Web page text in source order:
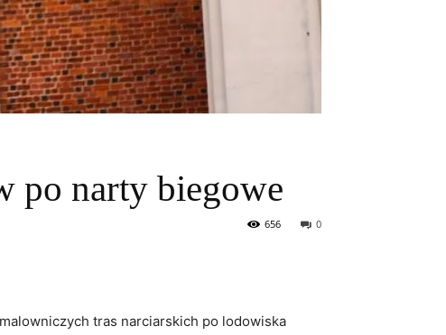
po narty biegowe
0
656
​tras narciarskich ⁤po lodowiska